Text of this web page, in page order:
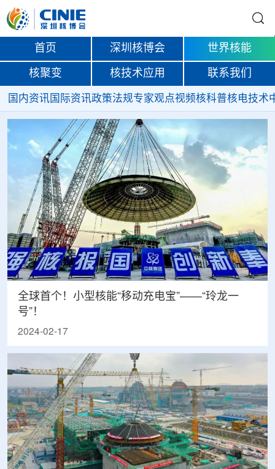
首页 深圳核博会 世界核能
核聚变 核技术应用 联系我们
国内资讯 国际资讯政策法规专家观点视频核科普核电技术
全球首个！小型核能“移动充电宝”——“玲龙一
号”！
2024-02-17